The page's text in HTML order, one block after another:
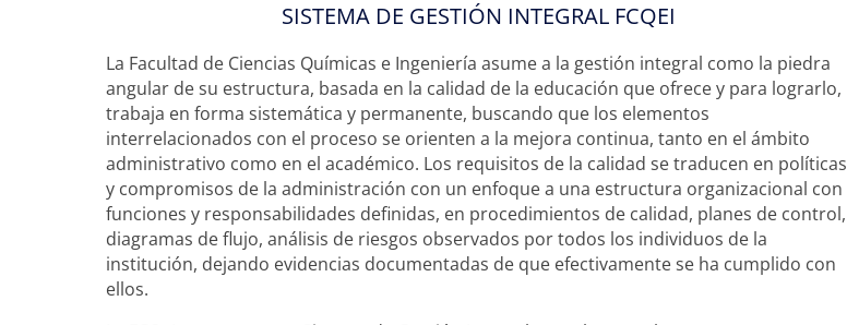
SISTEMA DE GESTIÓN INTEGRAL FCQEI
La Facultad de Ciencias Químicas e Ingeniería asume a la gestión integral como la piedra
angular de su estructura, basada en la calidad de la educación que ofrece y para lograrlo,
trabaja en forma sistemática y permanente, buscando que los elementos
interrelacionados con el proceso se orienten a la mejora continua, tanto en el ámbito
administrativo como en el académico. Los requisitos de la calidad se traducen en políticas
y compromisos de la administración con un enfoque a una estructura organizacional con
funciones y responsabilidades definidas, en procedimientos de calidad, planes de control,
diagramas de flujo, análisis de riesgos observados por todos los individuos de la
institución, dejando evidencias documentadas de que efectivamente se ha cumplido con
ellos.